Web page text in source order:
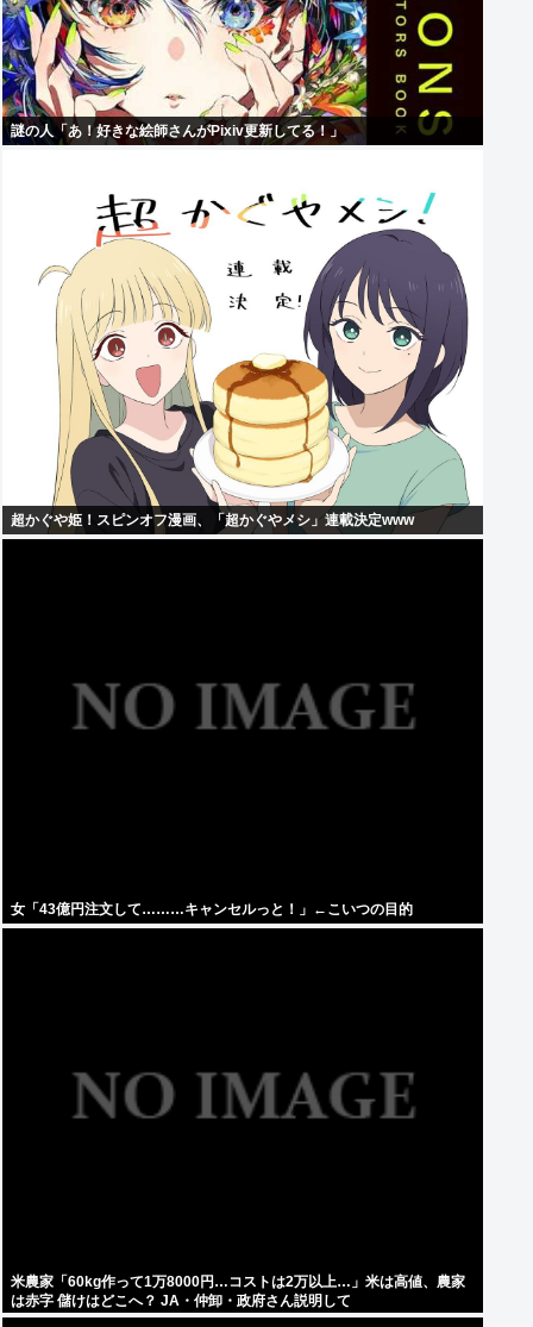
謎の人「あ！好きな絵師さんがPixiv更新してる！」
超かぐや姫！スピンオフ漫画、「超かぐやメシ」連載決定www
女「43億円注文して………キャンセルっと！」←こいつの目的
米農家「60kg作って1万8000円…コストは2万以上…」米は高値、農家
は赤字 儲けはどこへ？ JA・仲卸・政府さん説明して